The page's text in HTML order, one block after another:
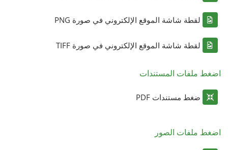
لقطة شاشة الموقع الإلكتروني في صورة PNG
لقطة شاشة الموقع الإلكتروني في صورة TIFF
اضغط ملفات المستندات
ضغط مستندات PDF
اضغط ملفات الصور